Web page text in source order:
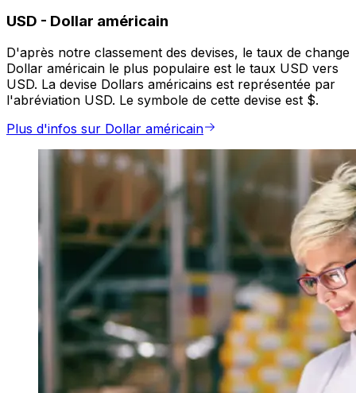
USD - Dollar américain
D'après notre classement des devises, le taux de change
Dollar américain le plus populaire est le taux USD vers
USD. La devise Dollars américains est représentée par
l'abréviation USD. Le symbole de cette devise est $.
Plus d'infos sur Dollar américain